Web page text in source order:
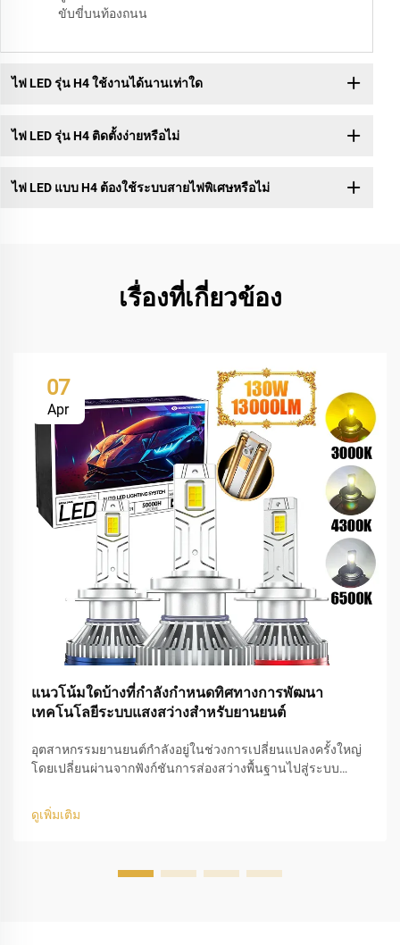
ขับขี่บนท้องถนน
ไฟ LED รุ่น H4 ใช้งานได้นานเท่าใด
ไฟ LED รุ่น H4 ติดตั้งง่ายหรือไม่
ไฟ LED แบบ H4 ต้องใช้ระบบสายไฟพิเศษหรือไม่
เรื่องที่เกี่ยวข้อง
07
Apr
แนวโน้มใดบ้างที่กำลังกำหนดทิศทางการพัฒนา
เทคโนโลยีระบบแสงสว่างสำหรับยานยนต์
อุตสาหกรรมยานยนต์กำลังอยู่ในช่วงการเปลี่ยนแปลงครั้งใหญ่
โดยเปลี่ยนผ่านจากฟังก์ชันการส่องสว่างพื้นฐานไปสู่ระบบ
ออกแบบยานพาหนะมีความเรียบง่ายมากขึ้น และยานยนต์
ไฟฟ้า (EV) ครองส่วนแบ่งตลาดอย่างเด่นชัด...
ดูเพิ่มเติม